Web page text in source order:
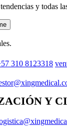
y todas
310 8123318
Y